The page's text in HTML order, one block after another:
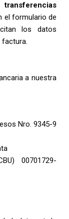
transferencias
el formulario de
los datos
factura.
a nuestra
Nro. 9345-9
00701729-